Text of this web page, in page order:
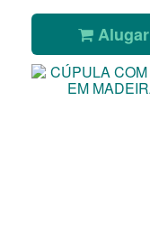
Alugar